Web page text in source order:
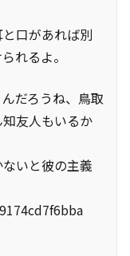
口があれば別
れるよ。
だろうね、鳥取
友人もいるか
いと彼の主義